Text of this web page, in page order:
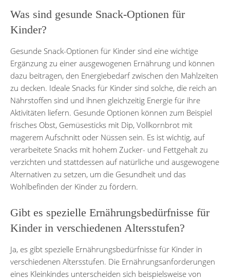
Was sind gesunde Snack-Optionen für
Kinder?
Gesunde Snack-Optionen für Kinder sind eine wichtige
Ergänzung zu einer ausgewogenen Ernährung und können
dazu beitragen, den Energiebedarf zwischen den Mahlzeiten
zu decken. Ideale Snacks für Kinder sind solche, die reich an
Nährstoffen sind und ihnen gleichzeitig Energie für ihre
Aktivitäten liefern. Gesunde Optionen können zum Beispiel
frisches Obst, Gemüsesticks mit Dip, Vollkornbrot mit
magerem Aufschnitt oder Nüssen sein. Es ist wichtig, auf
verarbeitete Snacks mit hohem Zucker- und Fettgehalt zu
verzichten und stattdessen auf natürliche und ausgewogene
Alternativen zu setzen, um die Gesundheit und das
Wohlbefinden der Kinder zu fördern.
Gibt es spezielle Ernährungsbedürfnisse für
Kinder in verschiedenen Altersstufen?
Ja, es gibt spezielle Ernährungsbedürfnisse für Kinder in
verschiedenen Altersstufen. Die Ernährungsanforderungen
eines Kleinkindes unterscheiden sich beispielsweise von